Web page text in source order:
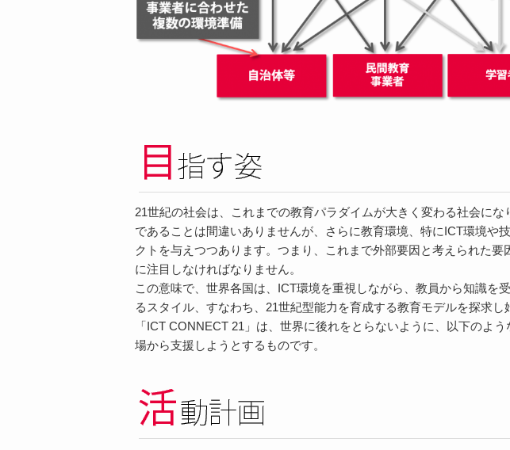
21世紀の社会は、これまでの教育パラダイムが大きく変わる社会に
であることは間違いありませんが、さらに教育環境、特にICT環境
クトを与えつつあります。つまり、これまで外部要因と考えられた
に注目しなければなりません。
この意味で、世界各国は、ICT環境を重視しながら、教員から知識
るスタイル、すなわち、21世紀型能力を育成する教育モデルを探求し
「ICT CONNECT 21」は、世界に後れをとらないように、以下のよ
場から支援しようとするものです。